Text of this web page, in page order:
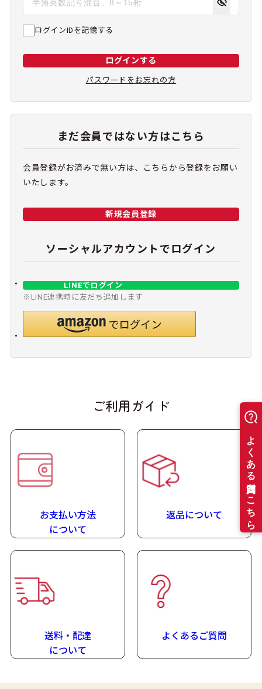
ログインIDを記憶する
ログインする
パスワードをお忘れの方
まだ会員ではない方はこちら
会員登録がお済みで無い方は、こちらから登録をお願い
いたします。
新規会員登録
ソーシャルアカウントでログイン
LINEでログイン
※LINE連携時に友だち追加します
ご利用ガイド
お支払い方法
について
返品について
送料・配達
について
よくあるご質問